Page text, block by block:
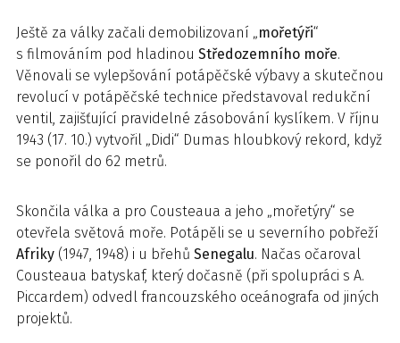
Ještě za války začali demobilizovaní „mořetýři“
s filmováním pod hladinou Středozemního moře.
Věnovali se vylepšování potápěčské výbavy a skutečnou
revolucí v potápěčské technice představoval redukční
ventil, zajišťující pravidelné zásobování kyslíkem. V říjnu
1943 (17. 10.) vytvořil „Didi“ Dumas hloubkový rekord, když
se ponořil do 62 metrů.
Skončila válka a pro Cousteaua a jeho „mořetýry“ se
otevřela světová moře. Potápěli se u severního pobřeží
Afriky (1947, 1948) i u břehů Senegalu. Načas očaroval
Cousteaua batyskaf, který dočasně (při spolupráci s A.
Piccardem) odvedl francouzského oceánografa od jiných
projektů.